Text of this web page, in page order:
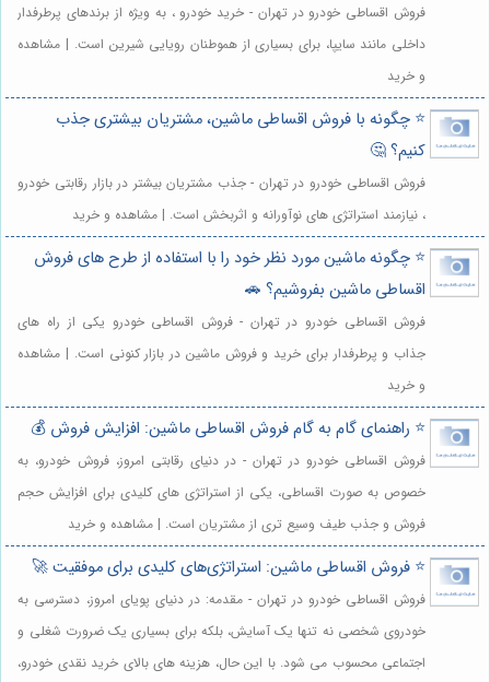
فروش اقساطی خودرو در تهران - خرید خودرو ، به ویژه از برندهای پرطرفدار
داخلی مانند سایپا، برای بسیاری از هموطنان رویایی شیرین است. | مشاهده
و خرید
⭐️ چگونه با فروش اقساطی ماشین، مشتریان بیشتری جذب
کنیم؟ 🤔
فروش اقساطی خودرو در تهران - جذب مشتریان بیشتر در بازار رقابتی خودرو
، نیازمند استراتژی های نوآورانه و اثربخش است. | مشاهده و خرید
⭐️ چگونه ماشین مورد نظر خود را با استفاده از طرح های فروش
اقساطی ماشین بفروشیم؟ 🚗
فروش اقساطی خودرو در تهران - فروش اقساطی خودرو یکی از راه های
جذاب و پرطرفدار برای خرید و فروش ماشین در بازار کنونی است. | مشاهده
و خرید
⭐️ راهنمای گام به گام فروش اقساطی ماشین: افزایش فروش 💰
فروش اقساطی خودرو در تهران - در دنیای رقابتی امروز، فروش خودرو، به
خصوص به صورت اقساطی، یکی از استراتژی های کلیدی برای افزایش حجم
فروش و جذب طیف وسیع تری از مشتریان است. | مشاهده و خرید
⭐️ فروش اقساطی ماشین: استراتژی‌های کلیدی برای موفقیت 🚀
فروش اقساطی خودرو در تهران - مقدمه: در دنیای پویای امروز، دسترسی به
خودروی شخصی نه تنها یک آسایش، بلکه برای بسیاری یک ضرورت شغلی و
اجتماعی محسوب می شود. با این حال، هزینه های بالای خرید نقدی خودرو،